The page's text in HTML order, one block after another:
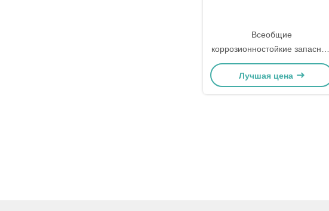
Всеобщие
коррозионностойкие запасные
части молочных машин
Лучшая цена